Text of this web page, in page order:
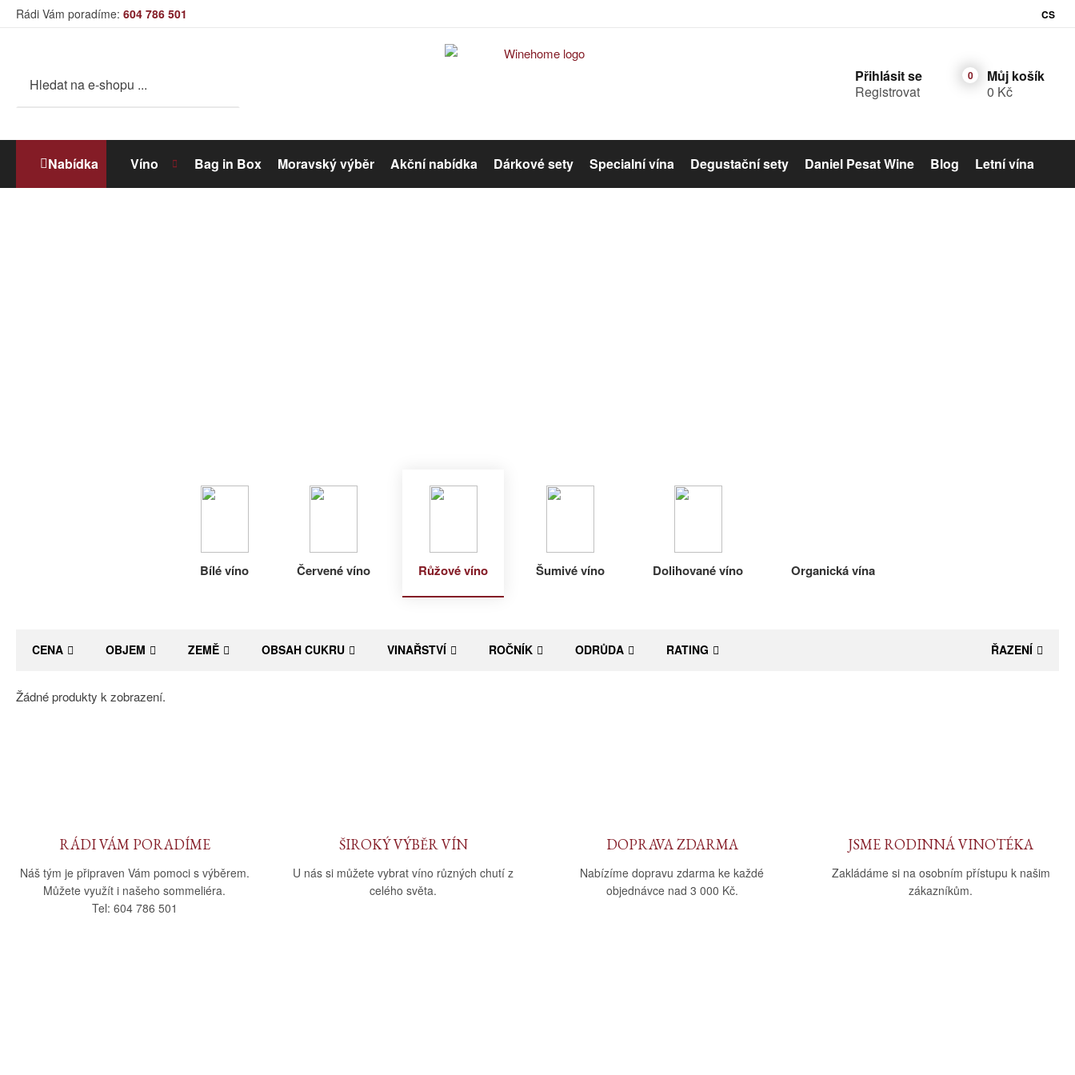
Rádi Vám poradíme: 604 786 501 CS
Přihlásit se
Registrovat
Můj košík
0 Kč
Nabídka Víno Bag in Box Moravský výběr Akční nabídka Dárkové sety Specialní vína Degustační sety Daniel Pesat Wine Blog Letní vína
Bílé víno Červené víno Růžové víno Šumivé víno Dolihované víno Organická vína
CENA OBJEM ZEMĚ OBSAH CUKRU VINAŘSTVÍ ROČNÍK ODRŮDA RATING ŘAZENÍ
Žádné produkty k zobrazení.
RÁDI VÁM PORADÍME
Náš tým je připraven Vám pomoci s výběrem.
Můžete využít i našeho sommeliéra.
Tel: 604 786 501
ŠIROKÝ VÝBĚR VÍN
U nás si můžete vybrat víno různých chutí z
celého světa.
DOPRAVA ZDARMA
Nabízíme dopravu zdarma ke každé
objednávce nad 3 000 Kč.
JSME RODINNÁ VINOTÉKA
Zakládáme si na osobním přístupu k našim
zákazníkům.